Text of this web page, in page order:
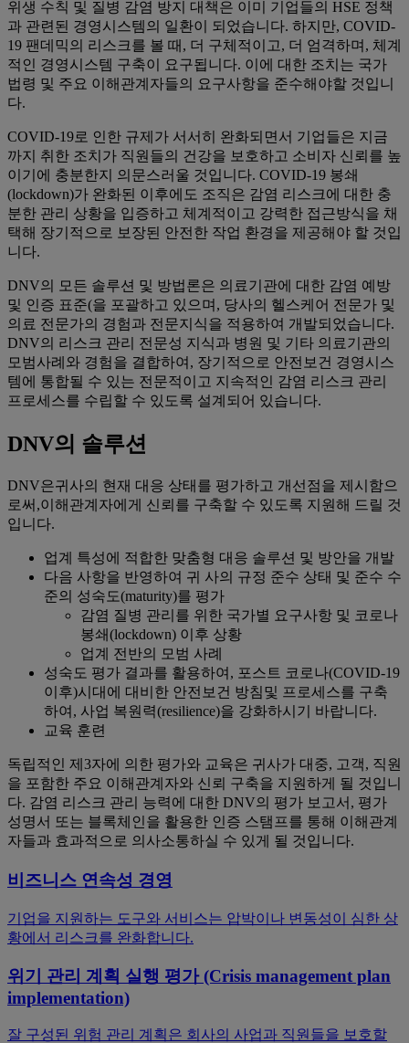
위생 수칙 및 질병 감염 방지 대책은 이미 기업들의 HSE 정책
과 관련된 경영시스템의 일환이 되었습니다. 하지만, COVID-
19 팬데믹의 리스크를 볼 때, 더 구체적이고, 더 엄격하며, 체계
적인 경영시스템 구축이 요구됩니다. 이에 대한 조치는 국가
법령 및 주요 이해관계자들의 요구사항을 준수해야할 것입니
다.
COVID-19로 인한 규제가 서서히 완화되면서 기업들은 지금
까지 취한 조치가 직원들의 건강을 보호하고 소비자 신뢰를 높
이기에 충분한지 의문스러울 것입니다. COVID-19 봉쇄
(lockdown)가 완화된 이후에도 조직은 감염 리스크에 대한 충
분한 관리 상황을 입증하고 체계적이고 강력한 접근방식을 채
택해 장기적으로 보장된 안전한 작업 환경을 제공해야 할 것입
니다.
DNV의 모든 솔루션 및 방법론은 의료기관에 대한 감염 예방
및 인증 표준(을 포괄하고 있으며, 당사의 헬스케어 전문가 및
의료 전문가의 경험과 전문지식을 적용하여 개발되었습니다.
DNV의 리스크 관리 전문성 지식과 병원 및 기타 의료기관의
모범사례와 경험을 결합하여, 장기적으로 안전보건 경영시스
템에 통합될 수 있는 전문적이고 지속적인 감염 리스크 관리
프로세스를 수립할 수 있도록 설계되어 있습니다.
DNV의 솔루션
DNV은귀사의 현재 대응 상태를 평가하고 개선점을 제시함으
로써,이해관계자에게 신뢰를 구축할 수 있도록 지원해 드릴 것
입니다.
업계 특성에 적합한 맞춤형 대응 솔루션 및 방안을 개발
다음 사항을 반영하여 귀 사의 규정 준수 상태 및 준수 수
준의 성숙도(maturity)를 평가
감염 질병 관리를 위한 국가별 요구사항 및 코로나
봉쇄(lockdown) 이후 상황
업계 전반의 모범 사례
성숙도 평가 결과를 활용하여, 포스트 코로나(COVID-19
이후)시대에 대비한 안전보건 방침및 프로세스를 구축
하여, 사업 복원력(resilience)을 강화하시기 바랍니다.
교육 훈련
독립적인 제3자에 의한 평가와 교육은 귀사가 대중, 고객, 직원
을 포함한 주요 이해관계자와 신뢰 구축을 지원하게 될 것입니
다. 감염 리스크 관리 능력에 대한 DNV의 평가 보고서, 평가
성명서 또는 블록체인을 활용한 인증 스탬프를 통해 이해관계
자들과 효과적으로 의사소통하실 수 있게 될 것입니다.
비즈니스 연속성 경영
기업을 지원하는 도구와 서비스는 압박이나 변동성이 심한 상
황에서 리스크를 완화합니다.
위기 관리 계획 실행 평가 (Crisis management plan
implementation)
잘 구성된 위험 관리 계획은 회사의 사업과 직원들을 보호할